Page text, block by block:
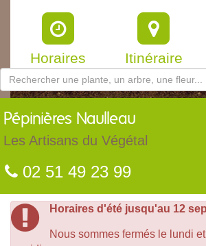
Horaires Itinéraire
Pépinières Naulleau
Les Artisans du Végétal
02 51 49 23 99
Horaires d'été jusqu'au 12
Nous sommes fermés le lundi